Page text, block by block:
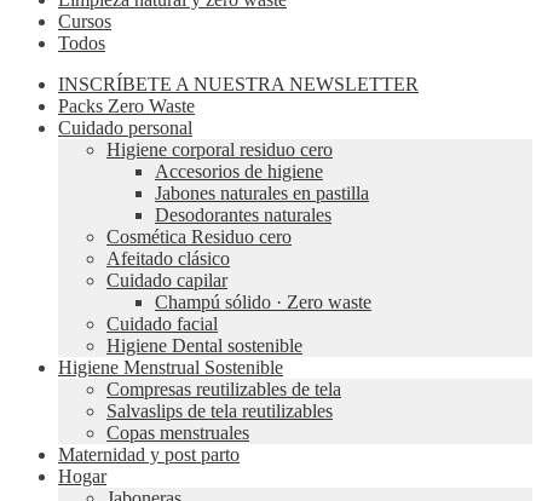
Cursos
Todos
INSCRÍBETE A NUESTRA NEWSLETTER
Packs Zero Waste
Cuidado personal
Higiene corporal residuo cero
Accesorios de higiene
Jabones naturales en pastilla
Desodorantes naturales
Cosmética Residuo cero
Afeitado clásico
Cuidado capilar
Champú sólido · Zero waste
Cuidado facial
Higiene Dental sostenible
Higiene Menstrual Sostenible
Compresas reutilizables de tela
Salvaslips de tela reutilizables
Copas menstruales
Maternidad y post parto
Hogar